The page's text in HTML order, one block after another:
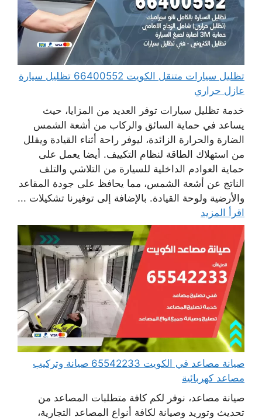
تظليل سيارات متنقل الكويت 66400552 تظليل سيارة
عازل حراري
خدمة تظليل سيارات توفر العديد من المزايا، حيث
يساعد في حماية السائق والركاب من أشعة الشمس
الضارة والحرارة الزائدة، ليوفر راحة أثناء القيادة ويقلل
من استهلاك الطاقة لنظام التكييف. أيضا يعمل على
حماية العوادم الداخلية للسيارة من التلاشي والتلف
الناتج عن أشعة الشمس، مما يحافظ على جودة المقاعد
والأرضية ولوحة القيادة. بالإضافة إلى توفيرنا تشكيلات ...
اقرأ المزيد
صيانة مصاعد في الكويت 65542233 صيانة وتركيب
مصاعد كهربائية
صيانة مصاعد، نوفر لكم كافة متطلبات المصاعد من
تحديث وتوريد وصيانة لكافة أنواع المصاعد التجارية،